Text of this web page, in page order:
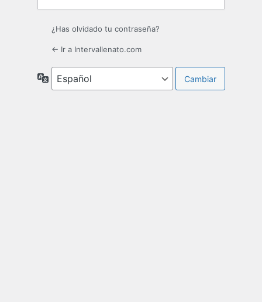
¿Has olvidado tu contraseña?
← Ir a Intervallenato.com
Idioma